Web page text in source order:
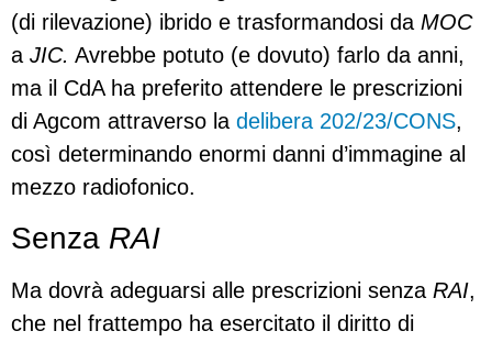
(di rilevazione) ibrido e trasformandosi da MOC
a JIC. Avrebbe potuto (e dovuto) farlo da anni,
ma il CdA ha preferito attendere le prescrizioni
di Agcom attraverso la delibera 202/23/CONS,
così determinando enormi danni d’immagine al
mezzo radiofonico.
Senza RAI
Ma dovrà adeguarsi alle prescrizioni senza RAI,
che nel frattempo ha esercitato il diritto di